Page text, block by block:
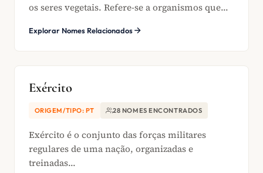
os seres vegetais. Refere-se a organismos que...
Explorar Nomes Relacionados
Exército
ORIGEM/TIPO: PT 28 NOMES ENCONTRADOS
Exército é o conjunto das forças militares
regulares de uma nação, organizadas e
treinadas...